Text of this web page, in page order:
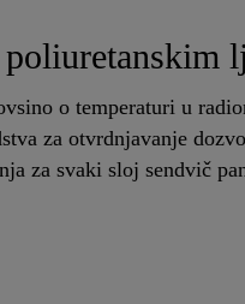
o temperaturi u
za otvrdnjavanje
za svaki sloj sendvič